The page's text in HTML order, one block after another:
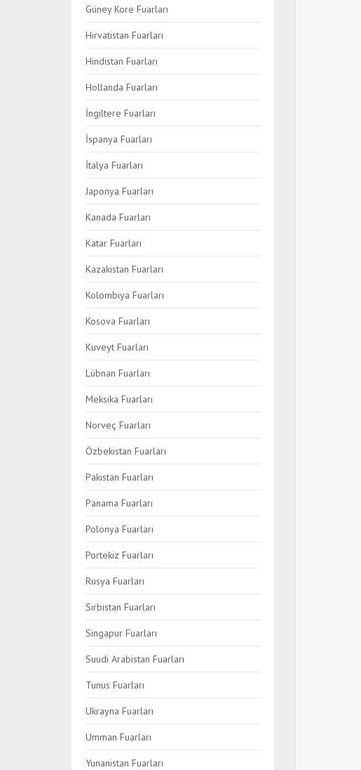
Güney Kore Fuarları
Hırvatistan Fuarları
Hindistan Fuarları
Hollanda Fuarları
İngiltere Fuarları
İspanya Fuarları
İtalya Fuarları
Japonya Fuarları
Kanada Fuarları
Katar Fuarları
Kazakistan Fuarları
Kolombiya Fuarları
Kosova Fuarları
Kuveyt Fuarları
Lübnan Fuarları
Meksika Fuarları
Norveç Fuarları
Özbekistan Fuarları
Pakistan Fuarları
Panama Fuarları
Polonya Fuarları
Portekiz Fuarları
Rusya Fuarları
Sırbistan Fuarları
Singapur Fuarları
Suudi Arabistan Fuarları
Tunus Fuarları
Ukrayna Fuarları
Umman Fuarları
Yunanistan Fuarları